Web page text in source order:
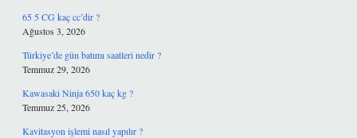
65 5 CG kaç cc’dir ?
Ağustos 3, 2026
Türkiye’de gün batımı saatleri nedir ?
Temmuz 29, 2026
Kawasaki Ninja 650 kaç kg ?
Temmuz 25, 2026
Kavitasyon işlemi nasıl yapılır ?